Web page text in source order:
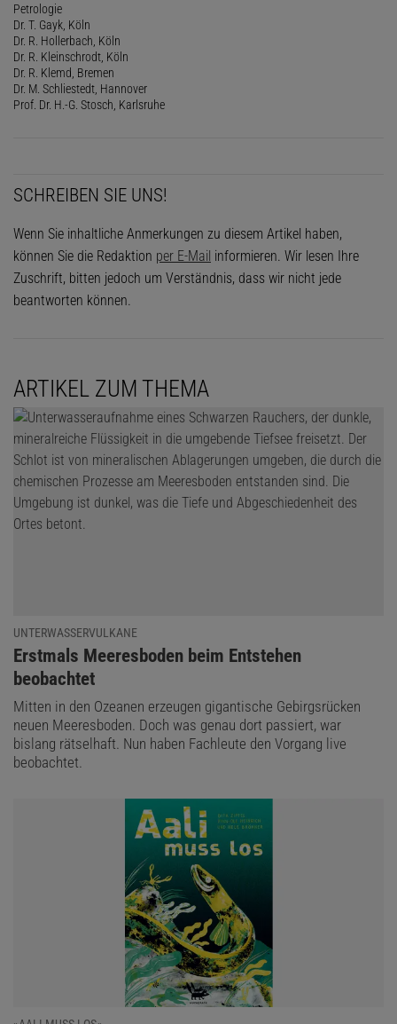
Petrologie
Dr. T. Gayk, Köln
Dr. R. Hollerbach, Köln
Dr. R. Kleinschrodt, Köln
Dr. R. Klemd, Bremen
Dr. M. Schliestedt, Hannover
Prof. Dr. H.-G. Stosch, Karlsruhe
SCHREIBEN SIE UNS!
Wenn Sie inhaltliche Anmerkungen zu diesem Artikel haben,
können Sie die Redaktion per E-Mail informieren. Wir lesen Ihre
Zuschrift, bitten jedoch um Verständnis, dass wir nicht jede
beantworten können.
ARTIKEL ZUM THEMA
UNTERWASSERVULKANE
:
Erstmals Meeresboden beim Entstehen
beobachtet
Mitten in den Ozeanen erzeugen gigantische Gebirgsrücken
neuen Meeresboden. Doch was genau dort passiert, war
bislang rätselhaft. Nun haben Fachleute den Vorgang live
beobachtet.